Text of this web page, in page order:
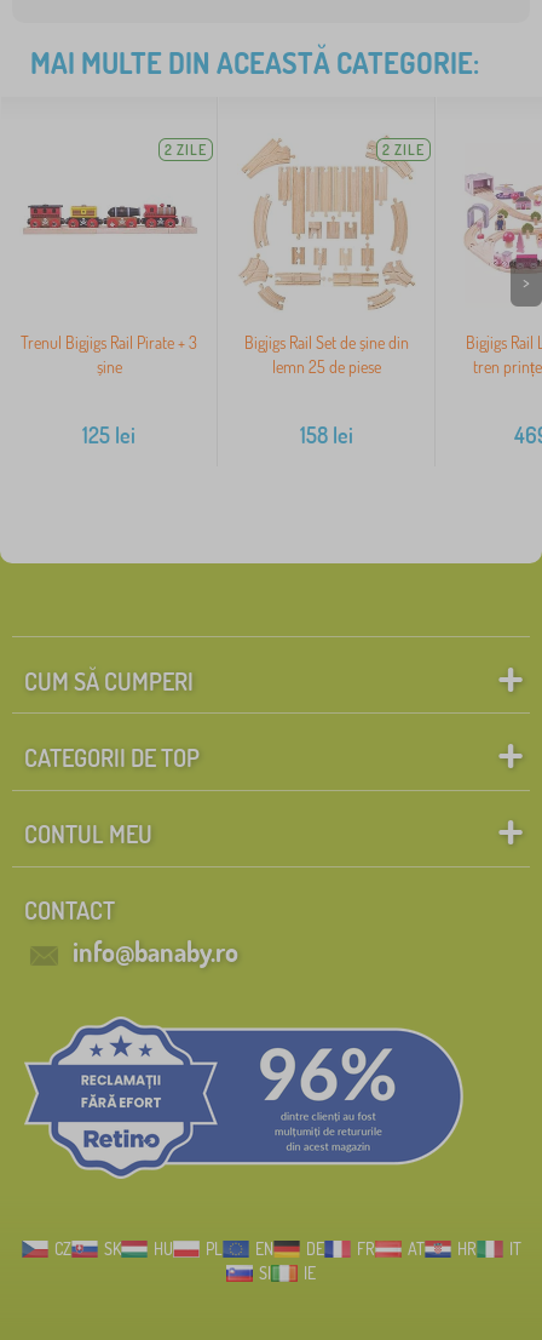
MAI MULTE DIN ACEASTĂ CATEGORIE:
2 ZILE
Trenul Bigjigs Rail Pirate + 3
șine
125 lei
2 ZILE
Bigjigs Rail Set de șine din
lemn 25 de piese
158 lei
Bigjigs Rail
tren
>
CUM SĂ CUMPERI
CATEGORII DE TOP
CONTUL MEU
CONTACT
info@banaby.ro
CZ SK HU PL EN DE FR AT HR
IT
SI
IE